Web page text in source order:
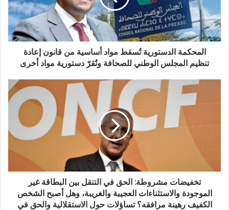
المحكمة الدستورية تُسقط مواد أساسية من قانون إعادة
تنظيم المجلس الوطني للصحافة وتُقرّ دستورية مواد أخرى
تخفيضات مشروطة: الحق في التنقل بين البطاقة غير
الموجودة والاستثناءات العجيبة والغريبة، وهل أصبح الشخص
الكفيف رهينة مرافقه؟ تساؤلات حول الاستقلالية والحق في